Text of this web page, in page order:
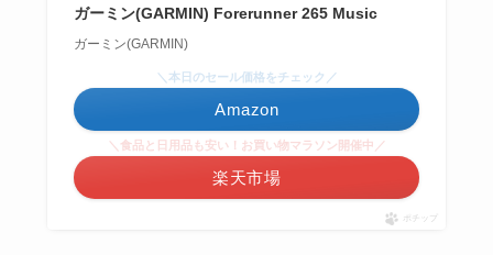
ガーミン(GARMIN) Forerunner 265 Music
ガーミン(GARMIN)
＼本日のセール価格をチェック／
Amazon
＼食品と日用品も安い！お買い物マラソン開催中／
楽天市場
ポチップ